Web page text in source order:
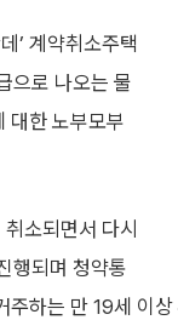
’ 계약취소주택
으로 나오는 물
한 노부모부
소되면서 다시
행되며 청약통
하는 만 19세 이